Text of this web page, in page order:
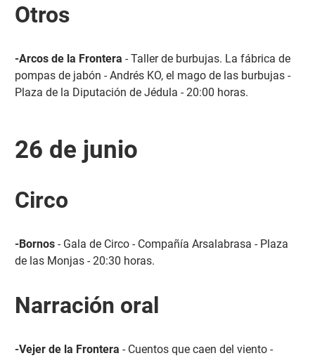
Otros
-Arcos de la Frontera - Taller de burbujas. La fábrica de
pompas de jabón - Andrés KO, el mago de las burbujas -
Plaza de la Diputación de Jédula - 20:00 horas.
26 de junio
Circo
-Bornos- Gala de Circo - Compañía Arsalabrasa - Plaza
de las Monjas - 20:30 horas.
Narración oral
-Vejer de la Frontera - Cuentos que caen del viento -